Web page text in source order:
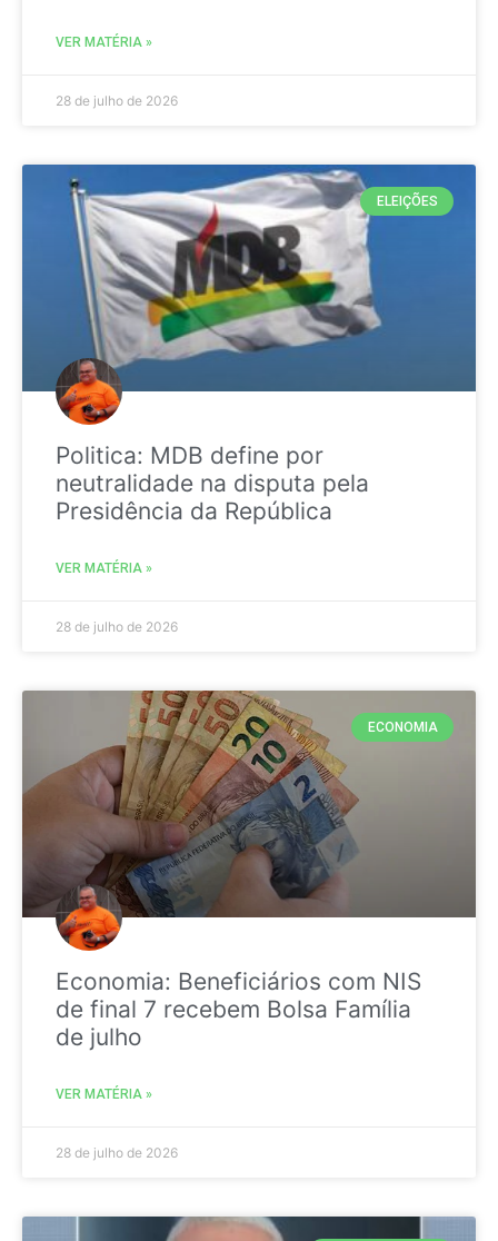
VER MATÉRIA »
28 de julho de 2026
ELEIÇÕES
Politica: MDB define por
neutralidade na disputa pela
Presidência da República
VER MATÉRIA »
28 de julho de 2026
ECONOMIA
Economia: Beneficiários com NIS
de final 7 recebem Bolsa Família
de julho
VER MATÉRIA »
28 de julho de 2026